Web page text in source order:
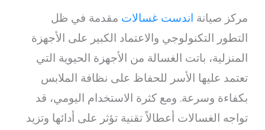
مركز صيانة اندست غسالات مقدمة في ظل
التطور التكنولوجي والاعتماد الكبير على الأجهزة
المنزلية، باتت الغسالة من الأجهزة الحيوية التي
تعتمد عليها الأسر للحفاظ على نظافة الملابس
بكفاءة وسرعة. ومع كثرة الاستخدام اليومي، قد
تواجه الغسالات أعطالاً تقنية تؤثر على أدائها وتزيد